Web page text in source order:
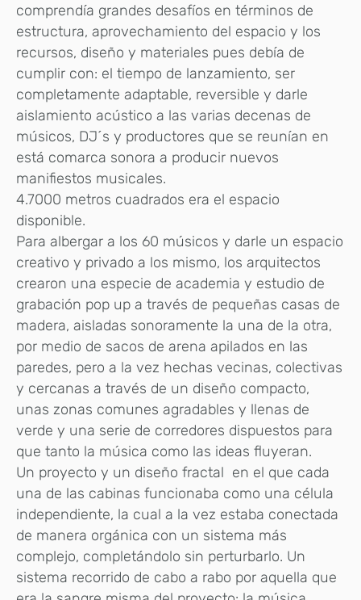
comprendía grandes desafíos en términos de
estructura, aprovechamiento del espacio y los
recursos, diseño y materiales pues debía de
cumplir con: el tiempo de lanzamiento, ser
completamente adaptable, reversible y darle
aislamiento acústico a las varias decenas de
músicos, DJ´s y productores que se reunían en
está comarca sonora a producir nuevos
manifiestos musicales.
4.7000 metros cuadrados era el espacio
disponible.
Para albergar a los 60 músicos y darle un espacio
creativo y privado a los mismo, los arquitectos
crearon una especie de academia y estudio de
grabación pop up a través de pequeñas casas de
madera, aisladas sonoramente la una de la otra,
por medio de sacos de arena apilados en las
paredes, pero a la vez hechas vecinas, colectivas
y cercanas a través de un diseño compacto,
unas zonas comunes agradables y llenas de
verde y una serie de corredores dispuestos para
que tanto la música como las ideas fluyeran.
Un proyecto y un diseño fractal en el que cada
una de las cabinas funcionaba como una célula
independiente, la cual a la vez estaba conectada
de manera orgánica con un sistema más
complejo, completándolo sin perturbarlo. Un
sistema recorrido de cabo a rabo por aquella que